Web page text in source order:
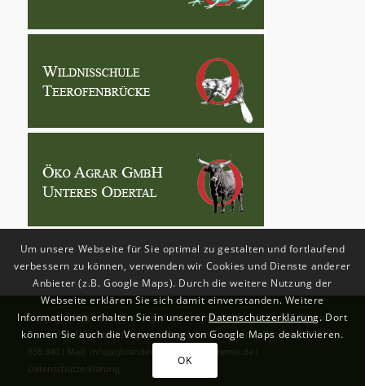
Copyright2026 - Brandenburgische Akademie Schloss Criewen - Deutsch-
Polnisches Umweltbildungs-und Begegnungszentrum | Tel: +49 (0)3332-
838 840 I Mail: info(at)brandenburgische-akademie.de I
Datenschutzerklärung
Um unsere Webseite für Sie optimal zu gestalten und fortlaufend
verbessern zu können, verwenden wir Cookies und Dienste anderer
Anbieter (z.B. Google Maps). Durch die weitere Nutzung der
Webseite erklären Sie sich damit einverstanden. Weitere
Informationen erhalten Sie in unsererDatenschutzerklärung. Dort
können Sie auch die Verwendung von Google Maps deaktivieren.
OK